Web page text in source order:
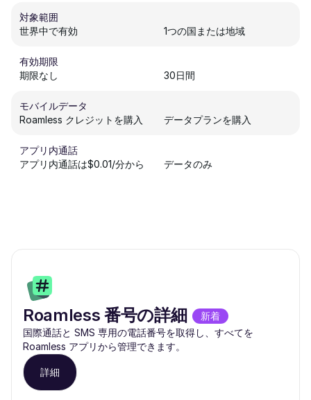
対象範囲
世界中で有効
1つの国または地域
有効期限
期限なし
30日間
モバイルデータ
Roamless クレジットを購入
データプランを購入
アプリ内通話
アプリ内通話は$0.01/分から
データのみ
Roamless 番号の詳細
新着
国際通話と SMS 専用の電話番号を取得し、すべてを
Roamless アプリから管理できます。
詳細